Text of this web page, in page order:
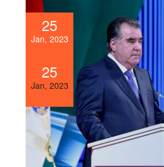
25
Jan, 2023
25
Jan, 2023